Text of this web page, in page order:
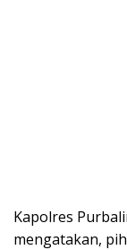
Kapolres
mengatakan,